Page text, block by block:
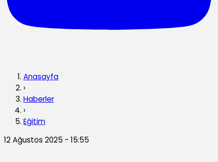
Anasayfa
›
Haberler
›
Eğitim
12 Ağustos 2025 - 15:55